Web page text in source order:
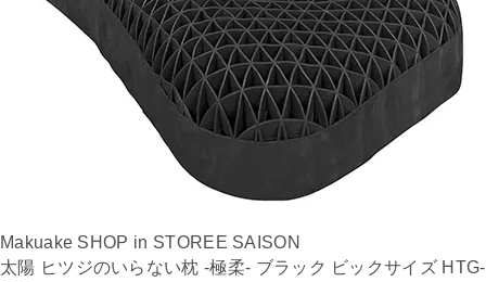
Makuake SHOP in STOREE SAISON
太陽 ヒツジのいらない枕 -極柔- ブラック ビックサイズ HTG-